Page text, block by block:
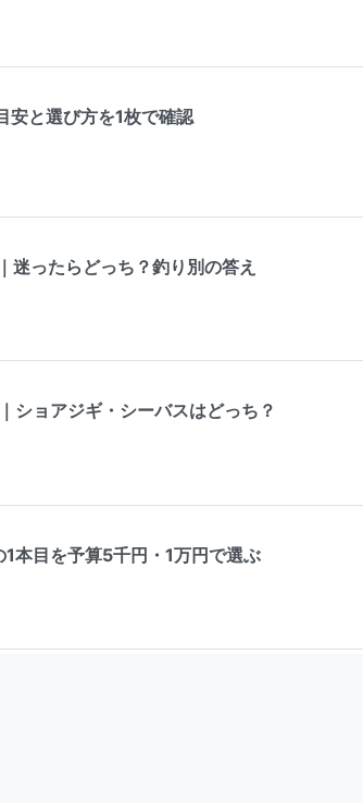
安と選び方を1枚で確認
ったらどっち？釣り別の答え
ョアジギ・シーバスはどっち？
本目を予算5千円・1万円で選ぶ